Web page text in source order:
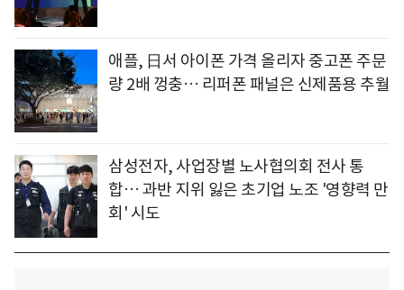
애플, 日서 아이폰 가격 올리자 중고폰 주문
량 2배 껑충… 리퍼폰 패널은 신제품용 추월
삼성전자, 사업장별 노사협의회 전사 통
합… 과반 지위 잃은 초기업 노조 '영향력 만
회' 시도